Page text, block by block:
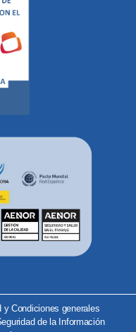
y Condiciones generales
de la Información